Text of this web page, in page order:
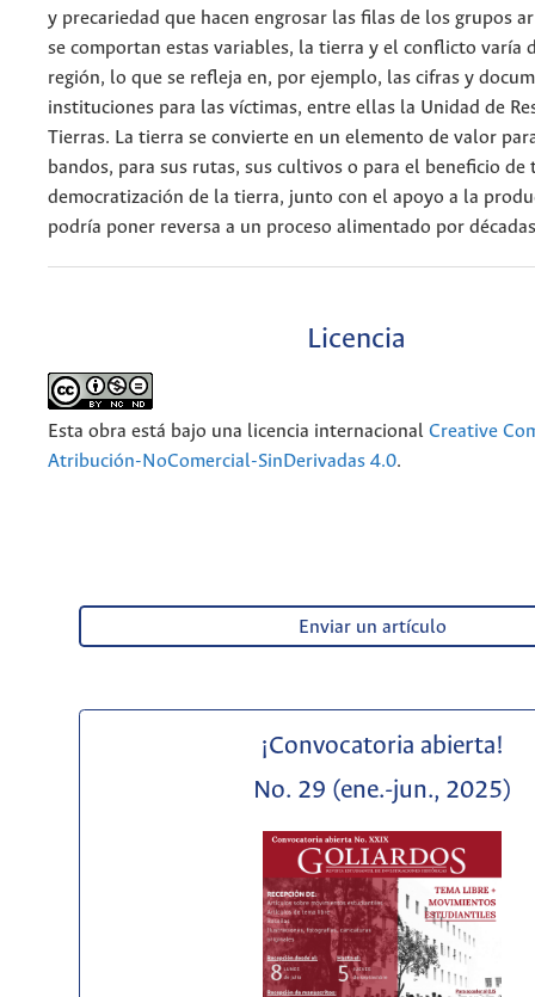
y precariedad que hacen engrosar las filas de los grupos
se comportan estas variables, la tierra y el conflicto varía
región, lo que se refleja en, por ejemplo, las cifras y
instituciones para las víctimas, entre ellas la Unidad de
Tierras. La tierra se convierte en un elemento de valor
bandos, para sus rutas, sus cultivos o para el beneficio de
democratización de la tierra, junto con el apoyo a la
podría poner reversa a un proceso alimentado por
Licencia
Esta obra está bajo una licencia internacional Creative
Atribución-NoComercial-SinDerivadas 4.0.
Enviar un artículo
¡Convocatoria abierta!
No. 29 (ene.-jun., 2025)